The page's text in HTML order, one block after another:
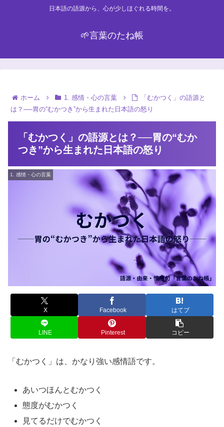
日本語の語源から、心が少しほぐれる時間を。
🌱言葉のたね帳
ホーム 1. 感情・心の言葉
「むかつく」の語源と
は？──胃の“むかつき”から生まれた日本語の怒り
「むかつく」の語源とは？──胃の“むか
つき”から生まれた日本語の怒り
1. 感情・心の言葉
X Facebook はてブ
LINE Pinterest コピー
「むかつく」は、かなり強い感情語です。
あいつほんとむかつく
態度がむかつく
見てるだけでむかつく